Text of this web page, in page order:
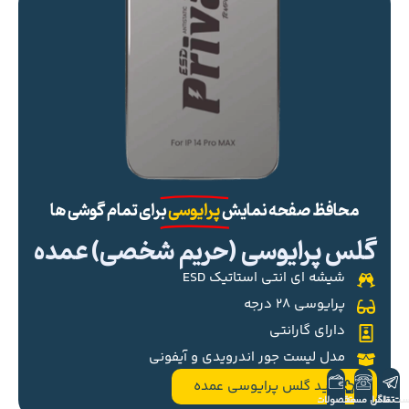
محافظ صفحه نمایشپرایوسیبرای تمام گوشی ها
گلس پرایوسی (حریم شخصی) عمده
شیشه ای انتی استاتیک ESD
پرایوسی ۲۸ درجه
دارای گارانتی
مدل لیست جور اندرویدی و آیفونی
خرید گلس پرایوسی عمده
تلگرام
تماس مستقیم
محصولات